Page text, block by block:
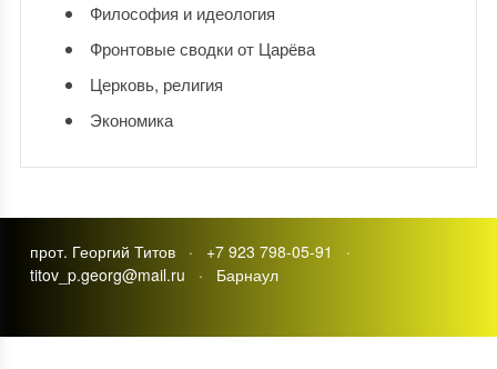
Философия и идеология
Фронтовые сводки от Царёва
Церковь, религия
Экономика
прот. Георгий Титов · +7 923 798-05-91 ·
titov_p.georg@mail.ru · Барнаул